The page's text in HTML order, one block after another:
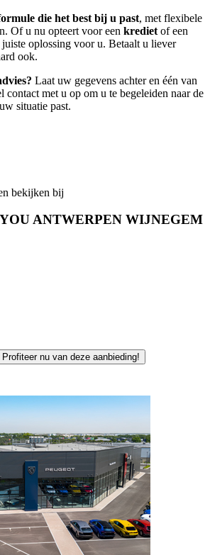
die het best bij u past, met flexibele
Of u nu opteert voor een krediet of een
oplossing voor u. Betaalt u liever
ook.
Laat uw gegevens achter en één van
contact met u op om u te begeleiden naar de
situatie past.
bekijken bij
ANTWERPEN WIJNEGEM
Profiteer nu van deze aanbieding!